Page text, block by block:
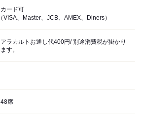
カード可
（VISA、Master、JCB、AMEX、Diners）
アラカルトお通し代400円/ 別途消費税が掛かり
ます。
48席